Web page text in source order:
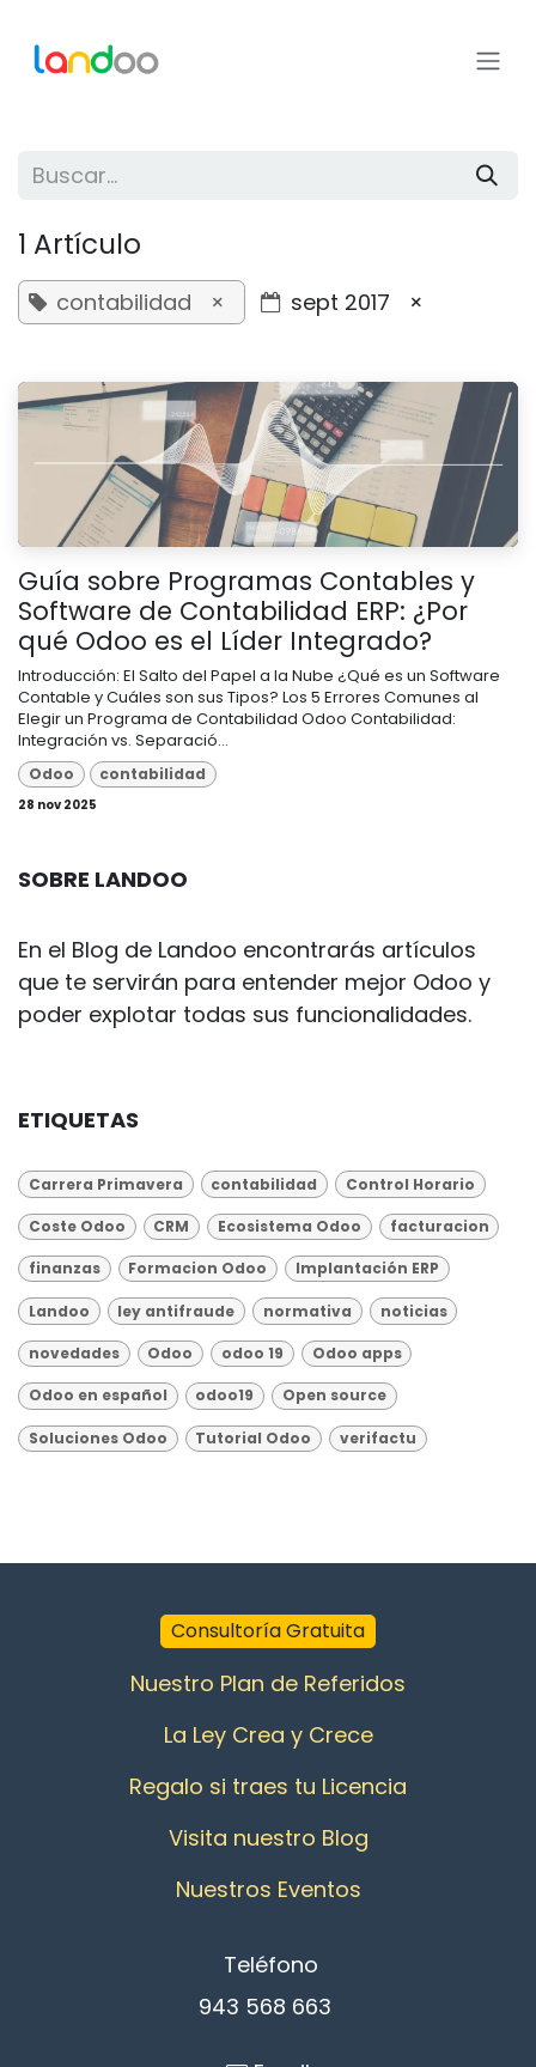
1 Artículo
contabilidad × sept 2017 ×
Guía sobre Programas Contables y
Software de Contabilidad ERP: ¿Por
qué Odoo es el Líder Integrado?
Introducción: El Salto del Papel a la Nube ¿Qué es un Software
Contable y Cuáles son sus Tipos? Los 5 Errores Comunes al
Elegir un Programa de Contabilidad Odoo Contabilidad:
Integración vs. Separació...
Odoo contabilidad
28 nov 2025
SOBRE LANDOO
En el Blog de Landoo encontrarás artículos
que te servirán para entender mejor Odoo y
poder explotar todas sus funcionalidades.
ETIQUETAS
Carrera Primavera contabilidad Control Horario
Coste Odoo CRM Ecosistema Odoo facturacion
finanzas Formacion Odoo Implantación ERP
Landoo ley antifraude normativa noticias
novedades Odoo odoo 19 Odoo apps
Odoo en español odoo19 Open source
Soluciones Odoo Tutorial Odoo verifactu
Consultoría Gratuita
Nuestro Plan de Referidos
La Ley Crea y Crece
Regalo si traes tu Licencia
Visita nuestro Blog
Nuestros Eventos
Teléfono
943 568 663